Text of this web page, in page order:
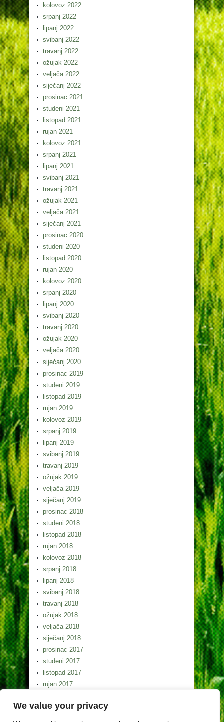
We value your privacy
kolovoz 2022
srpanj 2022
lipanj 2022
svibanj 2022
travanj 2022
ožujak 2022
veljača 2022
siječanj 2022
prosinac 2021
studeni 2021
listopad 2021
rujan 2021
kolovoz 2021
srpanj 2021
lipanj 2021
svibanj 2021
travanj 2021
ožujak 2021
veljača 2021
siječanj 2021
prosinac 2020
studeni 2020
listopad 2020
rujan 2020
kolovoz 2020
srpanj 2020
lipanj 2020
svibanj 2020
travanj 2020
ožujak 2020
veljača 2020
siječanj 2020
prosinac 2019
studeni 2019
listopad 2019
rujan 2019
kolovoz 2019
srpanj 2019
lipanj 2019
svibanj 2019
travanj 2019
ožujak 2019
veljača 2019
siječanj 2019
prosinac 2018
studeni 2018
listopad 2018
rujan 2018
kolovoz 2018
srpanj 2018
lipanj 2018
svibanj 2018
travanj 2018
ožujak 2018
veljača 2018
siječanj 2018
prosinac 2017
studeni 2017
listopad 2017
rujan 2017
srpanj 2017